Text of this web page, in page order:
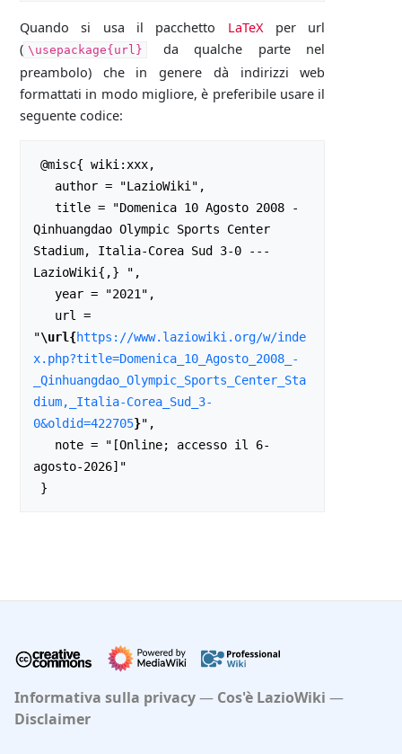
Quando si usa il pacchetto LaTeXper url
( \usepackage{url}
da qualche parte nel
preambolo) che in genere dà indirizzi web
formattati in modo migliore, è preferibile usare il
seguente codice:
Qinhuangdao Olympic Sports Center
Stadium, Italia-Corea Sud 3-0 ---
LazioWiki{,} ",
"\url{https://www.laziowiki.org/w/inde
x.php?title=Domenica_10_Agosto_2008_-
_Qinhuangdao_Olympic_Sports_Center_Sta
dium,_Italia-Corea_Sud_3-
0&oldid=422705}",
agosto-2026]"
Informativa sulla privacy
Cos'è LazioWiki
Disclaimer